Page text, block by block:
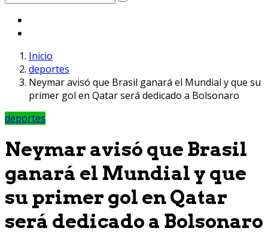
Inicio
deportes
Neymar avisó que Brasil ganará el Mundial y que su
primer gol en Qatar será dedicado a Bolsonaro
deportes
Neymar avisó que Brasil
ganará el Mundial y que
su primer gol en Qatar
será dedicado a Bolsonaro